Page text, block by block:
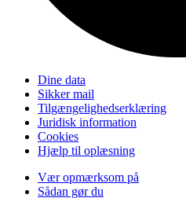
Dine data
Sikker mail
Tilgængelighedserklæring
Juridisk information
Cookies
Hjælp til oplæsning
Vær opmærksom på
Sådan gør du